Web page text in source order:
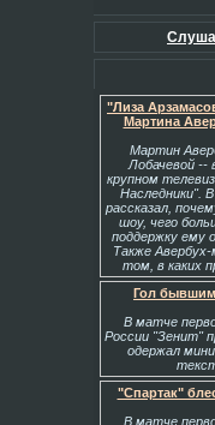
"Лиза
Мартина
Мартин
Лобачевой --
крупном
Наследники".
рассказал,
шоу, чего
поддержку ему
Также Авербух-
том, в каких
Гол
В матче
России "Зенит"
одержал
"Спартак"
В матче